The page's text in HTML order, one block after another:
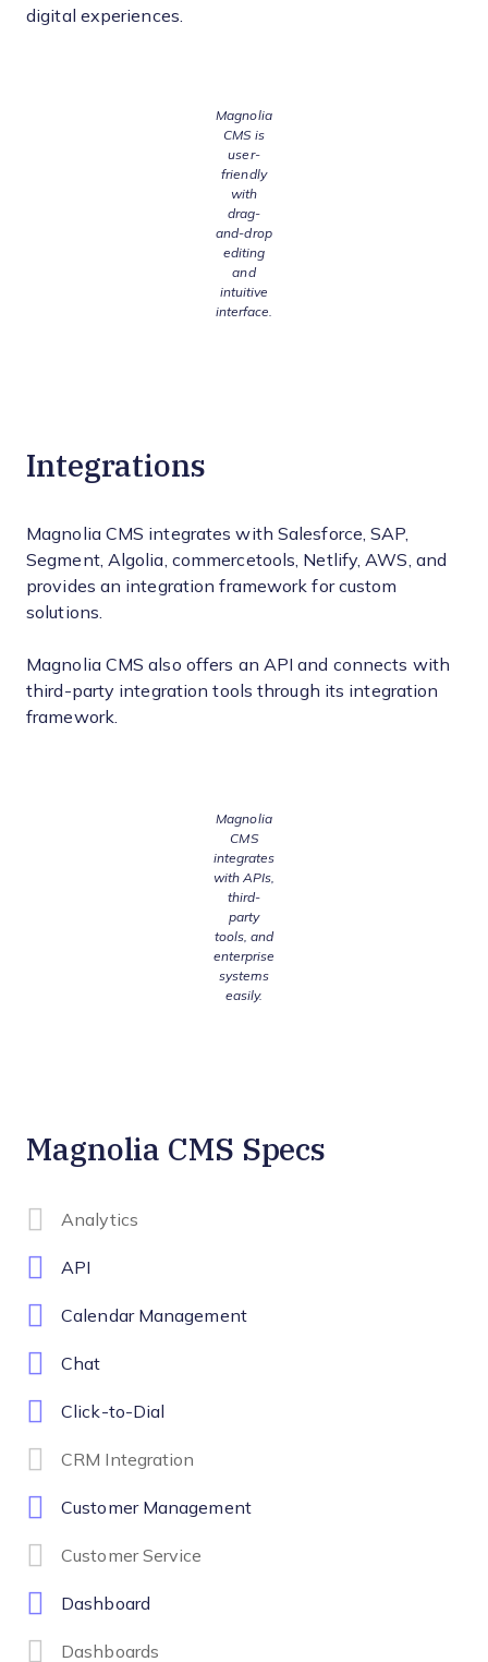
digital experiences.
Magnolia
CMS is
user-
friendly
with
drag-
and-drop
editing
and
intuitive
interface.
Integrations
Magnolia CMS integrates with Salesforce, SAP,
Segment, Algolia, commercetools, Netlify, AWS, and
provides an integration framework for custom
solutions.
Magnolia CMS also offers an API and connects with
third-party integration tools through its integration
framework.
Magnolia
CMS
integrates
with APIs,
third-
party
tools, and
enterprise
systems
easily.
Magnolia CMS Specs
Analytics
API
Calendar Management
Chat
Click-to-Dial
CRM Integration
Customer Management
Customer Service
Dashboard
Dashboards